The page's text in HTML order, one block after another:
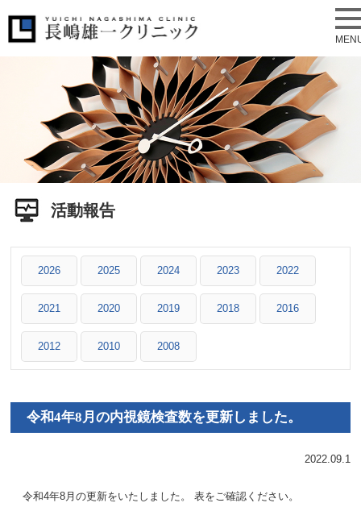
活動報告
2026 2025 2024 2023 2022
2021 2020 2019 2018 2016
2012 2010 2008
令和4年8月の内視鏡検査数を更新しました。
2022.09.1
令和4年8月の更新をいたしました。 表をご確認ください。